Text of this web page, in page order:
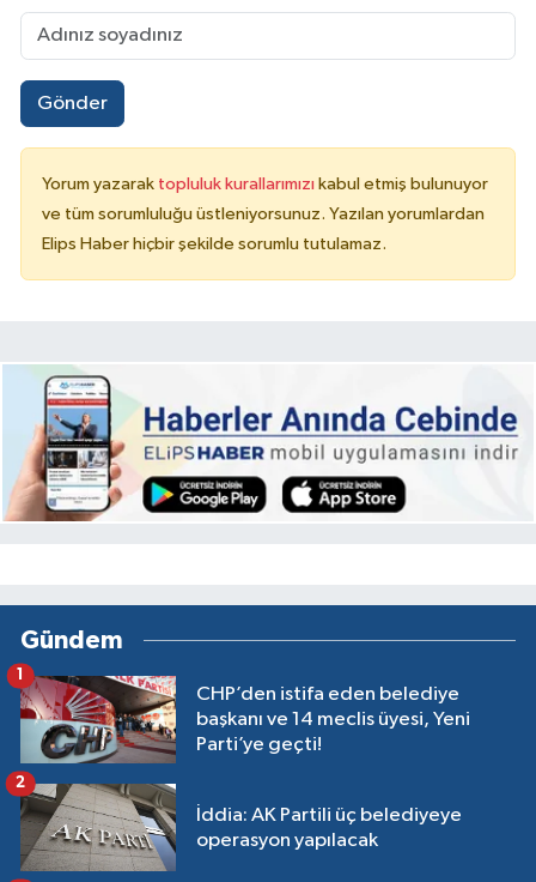
Gönder
Yorum yazarak topluluk kurallarımızı kabul etmiş bulunuyor
ve tüm sorumluluğu üstleniyorsunuz. Yazılan yorumlardan
Elips Haber hiçbir şekilde sorumlu tutulamaz.
Gündem
CHP’den istifa eden belediye
başkanı ve 14 meclis üyesi, Yeni
Parti’ye geçti!
1
İddia: AK Partili üç belediyeye
operasyon yapılacak
2